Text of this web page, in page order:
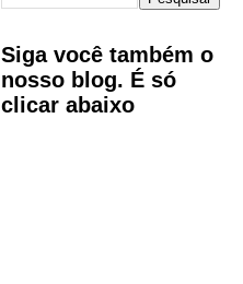
Siga você também o
nosso blog. É só
clicar abaixo